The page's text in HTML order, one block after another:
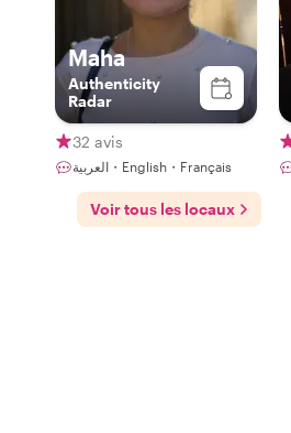
Maha
Authenticity
Radar
32 avis
العربية・English・Français
Voir tous les locaux